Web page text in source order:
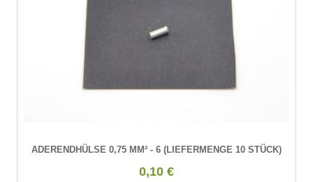
ADERENDHÜLSE 0,75 MM² - 6 (LIEFERMENGE 10 STÜCK)
0,10 €